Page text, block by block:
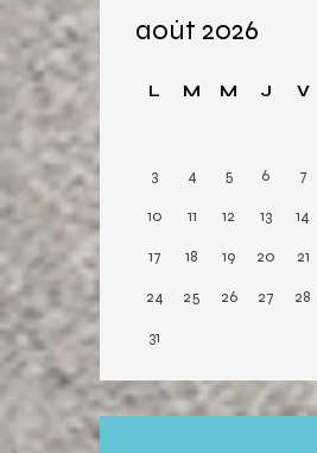
août 2026
L M M J V
3
4 5 6 7
10
11 12 13 14
17
18 19 20 21
24
25 26 27 28
31